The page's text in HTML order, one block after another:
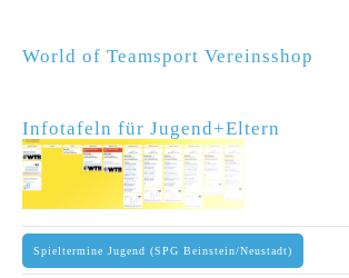
World of Teamsport Vereinsshop
Infotafeln für Jugend+Eltern
Spieltermine Jugend (SPG Beinstein/Neustadt)